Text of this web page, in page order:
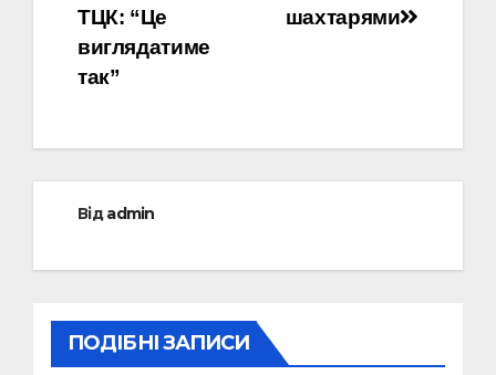
шахтарями
ТЦК: “Це
виглядатиме
так”
Відadmin
ПОДІБНІ ЗАПИСИ